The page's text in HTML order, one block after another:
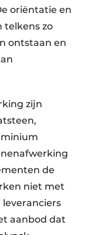
oriëntatie en
telkens zo
ontstaan en
zijn
de
niet met
leveranciers
aanbod dat